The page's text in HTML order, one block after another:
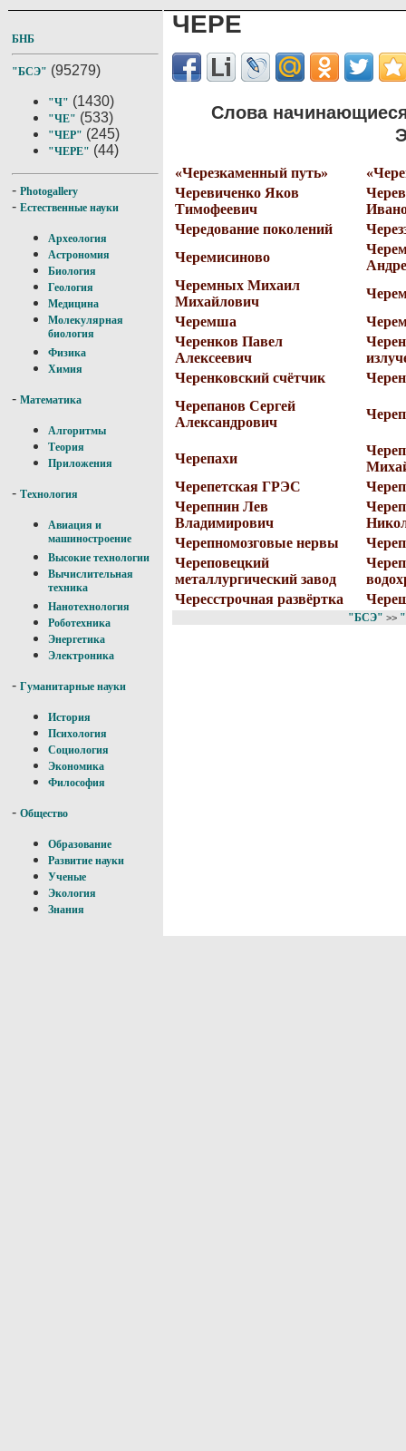
БНБ
"БСЭ" (95279)
"Ч" (1430)
"ЧЕ" (533)
"ЧЕР" (245)
"ЧЕРЕ" (44)
- Photogallery
- Естественные науки
Археология
Астрономия
Биология
Геология
Медицина
Молекулярная
биология
Физика
Химия
- Математика
Алгоритмы
Теория
Приложения
- Технология
Авиация и
машиностроение
Высокие технологии
Вычислительная
техника
Нанотехнология
Роботехника
Энергетика
Электроника
- Гуманитарные науки
История
Психология
Социология
Экономика
Философия
- Общество
Образование
Развитие науки
Ученые
Экология
Знания
ЧЕРЕ
Слова
«Черезкаменный путь»
Черевиченко Яков
Тимофеевич
Чередование поколений
Черемисиново
Черемных Михаил
Михайлович
Черемша
Черенков Павел
Алексеевич
Черенковский счётчик
Черепанов Сергей
Александрович
Черепахи
Черепетская ГРЭС
Черепнин Лев
Владимирович
Черепномозговые нервы
Череповецкий
металлургический завод
Чересстрочная развёртка
"БСЭ" >>